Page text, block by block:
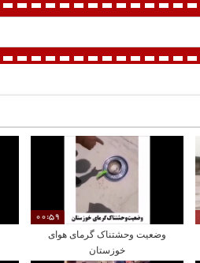
00:59
وضعیت وحشتناک گرمای هوای
خوزستان